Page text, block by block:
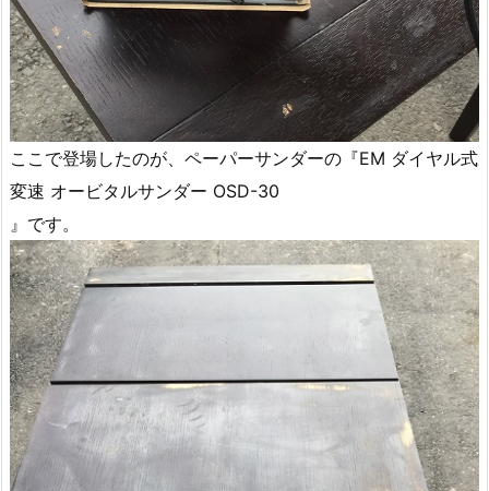
ここで登場したのが、ペーパーサンダーの『EM ダイヤル式
変速 オービタルサンダー OSD-30
』です。